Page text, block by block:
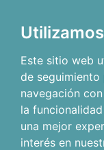
Este sitio web
de seguimiento
navegación
la
una mejor
interés en